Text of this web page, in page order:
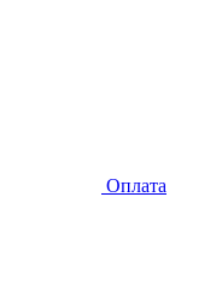
Оплата